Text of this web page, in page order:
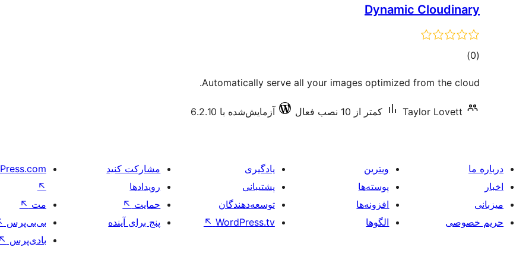
Dynamic Cloudinary
(0 مجموع)
Automatically serve all your images optimized from the cloud.
Taylor Lovett کمتر از 10 نصب فعال آزمایش‌شده با 6.2.10
درباره ما
اخبار
میزبانی
حریم خصوصی
ویترین
پوسته‌ها
افزونه‌ها
الگوها
یادگیری
پشتیبانی
توسعه‌دهندگان
WordPress.tv
↖
مشارکت کنید
رویدادها
حمایت ↖
پنج برای آینده
↖
مت ↖
بی‌بی‌پرس
بادی‌پرس